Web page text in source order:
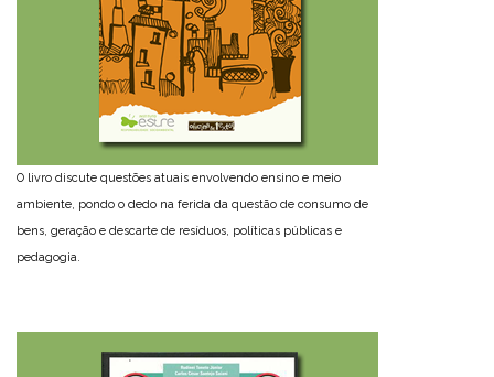
O livro discute questões atuais envolvendo ensino e meio
ambiente, pondo o dedo na ferida da questão de consumo de
bens, geração e descarte de resíduos, políticas públicas e
pedagogia.